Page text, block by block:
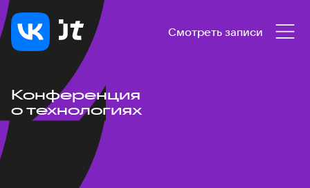
Смотреть записи
Конференция
о технологиях